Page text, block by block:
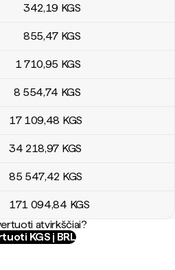
342,19 KGS
855,47 KGS
1 710,95 KGS
8 554,74 KGS
17 109,48 KGS
34 218,97 KGS
85 547,42 KGS
171 094,84 KGS
atvirkščiai?
KGS į BRL